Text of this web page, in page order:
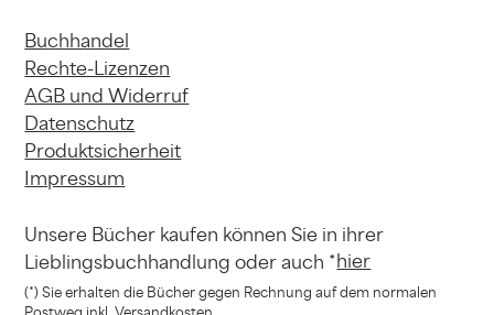
Buchhandel
Rechte-Lizenzen
AGB und Widerruf
Datenschutz
Produktsicherheit
Impressum
Unsere Bücher kaufen könnenSie in ihrer
Lieblingsbuchhandlung oder auch *hier
(*) Sie erhalten die Bücher gegen Rechnung auf dem normalen